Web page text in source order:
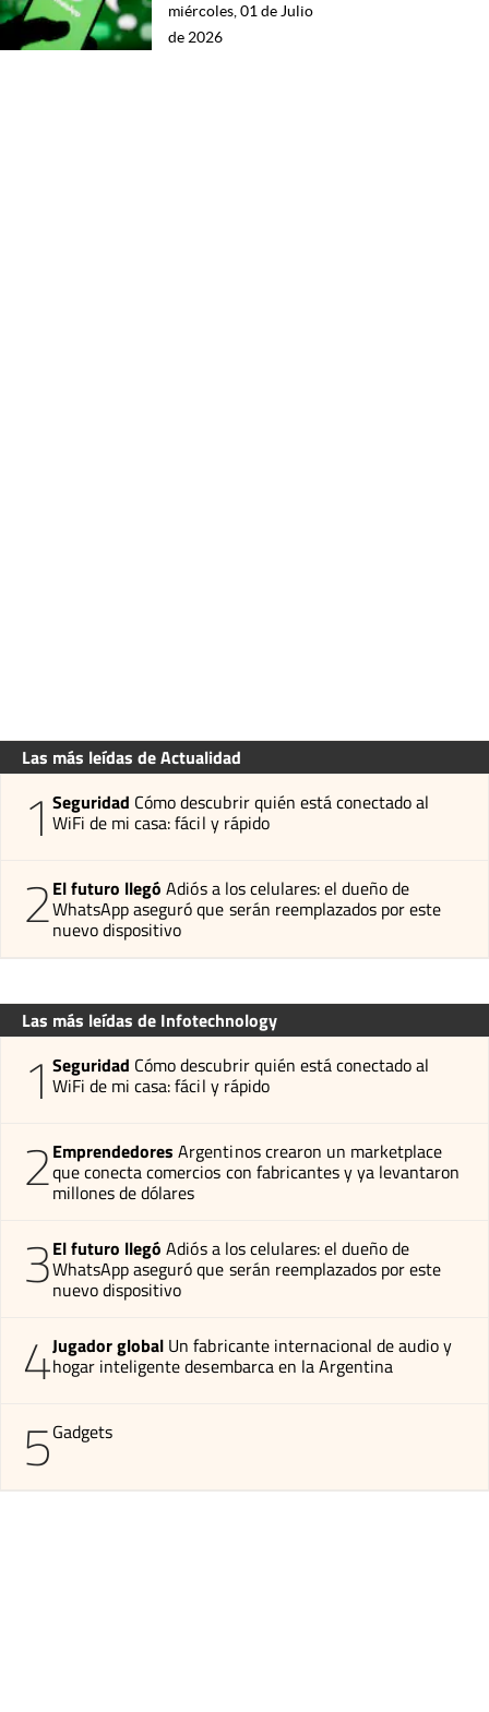
miércoles, 01 de Julio
de 2026
Las más leídas de Actualidad
1 Seguridad Cómo descubrir quién está conectado al
WiFi de mi casa: fácil y rápido
2El futuro llegó Adiós a los celulares: el dueño de
WhatsApp aseguró que serán reemplazados por este
nuevo dispositivo
Las más leídas de Infotechnology
1 Seguridad Cómo descubrir quién está conectado al
WiFi de mi casa: fácil y rápido
2Emprendedores Argentinos crearon un marketplace
que conecta comercios con fabricantes y ya levantaron
millones de dólares
3El futuro llegó Adiós a los celulares: el dueño de
WhatsApp aseguró que serán reemplazados por este
nuevo dispositivo
4Jugador global Un fabricante internacional de audio y
hogar inteligente desembarca en la Argentina
5Gadgets